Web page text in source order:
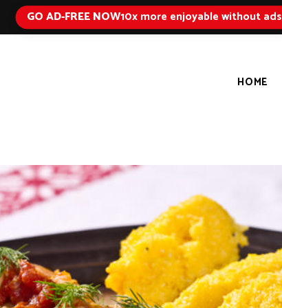
GO AD-FREE NOW10x more enjoyable without ads
HOME